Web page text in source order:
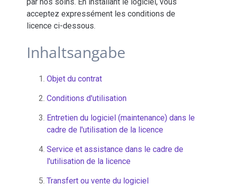
acceptez expressément les conditions de
licence ci-dessous.
Inhaltsangabe
Objet du contrat
Conditions d'utilisation
Entretien du logiciel (maintenance) dans le
cadre de l'utilisation de la licence
Service et assistance dans le cadre de
l'utilisation de la licence
Transfert ou vente du logiciel